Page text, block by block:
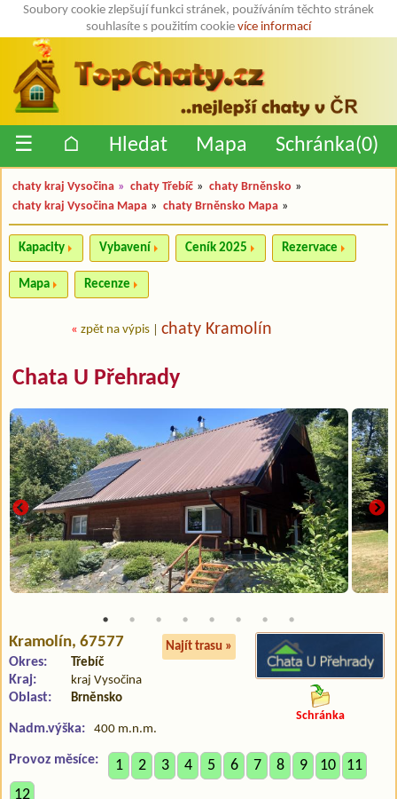
Soubory cookie zlepšují funkci stránek, používáním těchto stránek
souhlasíte s použitím cookie více informací
☰ ⌂ Hledat Mapa Schránka(0)
chaty kraj Vysočina » chaty Třebíč » chaty Brněnsko »
chaty kraj Vysočina Mapa » chaty Brněnsko Mapa »
Kapacity Vybavení Ceník 2025 Rezervace
Mapa Recenze
« zpět na výpis chaty Kramolín
Chata U Přehrady
Kramolín, 67577 Najít trasu »
Okres: Třebíč
Kraj: kraj Vysočina
Oblast: Brněnsko
Nadm.výška: 400 m.n.m.
Schránka
Provoz měsíce: 1 2 3 4 5 6 7 8 9 10
11
12